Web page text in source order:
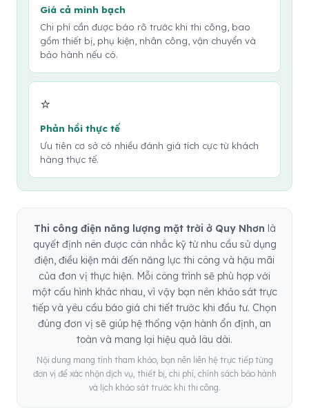
Giá cả minh bạch
Chi phí cần được báo rõ trước khi thi công, bao
gồm thiết bị, phụ kiện, nhân công, vận chuyển và
bảo hành nếu có.
⭐
Phản hồi thực tế
Ưu tiên cơ sở có nhiều đánh giá tích cực từ khách
hàng thực tế.
Thi công điện năng lượng mặt trời ở Quy Nhơn là
quyết định nên được cân nhắc kỹ từ nhu cầu sử dụng
điện, điều kiện mái đến năng lực thi công và hậu mãi
của đơn vị thực hiện. Mỗi công trình sẽ phù hợp với
một cấu hình khác nhau, vì vậy bạn nên khảo sát trực
tiếp và yêu cầu báo giá chi tiết trước khi đầu tư. Chọn
đúng đơn vị sẽ giúp hệ thống vận hành ổn định, an
toàn và mang lại hiệu quả lâu dài.
Nội dung mang tính tham khảo, bạn nên liên hệ trực tiếp từng
đơn vị để xác nhận dịch vụ, thiết bị, chi phí, chính sách bảo hành
và lịch khảo sát trước khi thi công.